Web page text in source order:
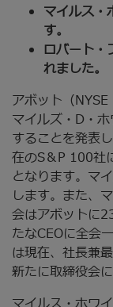
マイルス・
す。
ロバート・
れました。
アボット（
マイルズ・D・
することを発表
在のS＆P 100社
となります。マ
します。また、
会はアボットに
たなCEOに全会
は現在、社長兼
新たに取締役会